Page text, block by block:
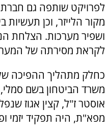
לפרויקט שותפה גם
ושפיר מערכות. הצלחת
לקראת מסירתה של
כחלק מתהליך ההפיכה
משרד הביטחון בשם סמלי,
אוסטר ז"ל, קצין אגוז
מפא"ת, היה תפקיד יזמי